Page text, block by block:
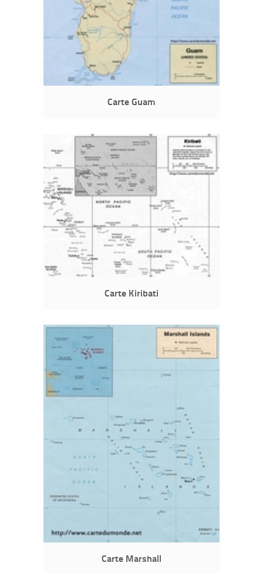
Carte Guam
Carte Kiribati
Carte Marshall